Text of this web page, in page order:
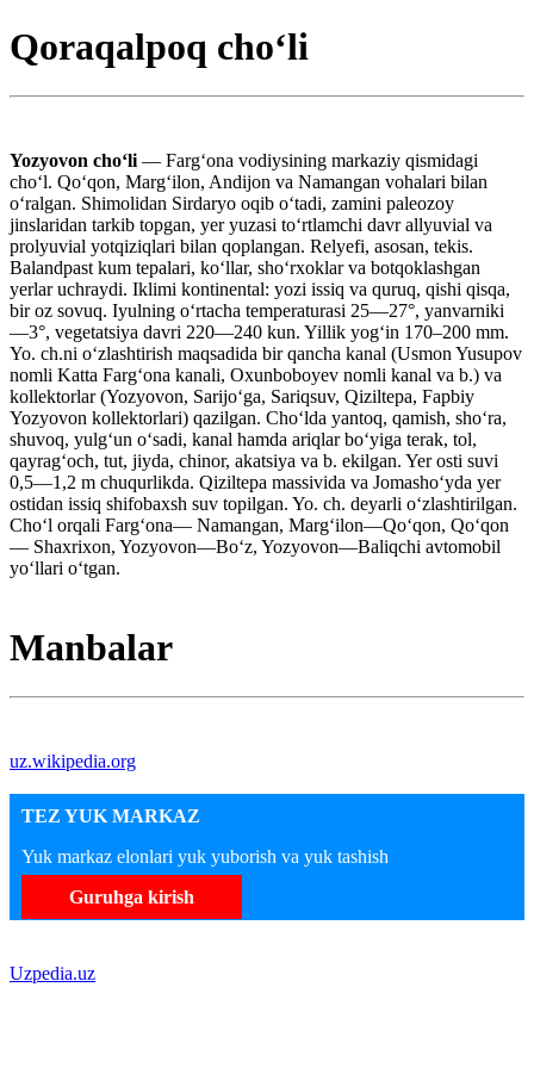
Qoraqalpoq choʻli
Yozyovon choʻli — Fargʻona vodiysining markaziy qismidagi
choʻl. Qoʻqon, Margʻilon, Andijon va Namangan vohalari bilan
oʻralgan. Shimolidan Sirdaryo oqib oʻtadi, zamini paleozoy
jinslaridan tarkib topgan, yer yuzasi toʻrtlamchi davr allyuvial va
prolyuvial yotqiziqlari bilan qoplangan. Relyefi, asosan, tekis.
Balandpast kum tepalari, koʻllar, shoʻrxoklar va botqoklashgan
yerlar uchraydi. Iklimi kontinental: yozi issiq va quruq, qishi qisqa,
bir oz sovuq. Iyulning oʻrtacha temperaturasi 25—27°, yanvarniki
—3°, vegetatsiya davri 220—240 kun. Yillik yogʻin 170–200 mm.
Yo. ch.ni oʻzlashtirish maqsadida bir qancha kanal (Usmon Yusupov
nomli Katta Fargʻona kanali, Oxunboboyev nomli kanal va b.) va
kollektorlar (Yozyovon, Sarijoʻga, Sariqsuv, Qiziltepa, Fapbiy
Yozyovon kollektorlari) qazilgan. Choʻlda yantoq, qamish, shoʻra,
shuvoq, yulgʻun oʻsadi, kanal hamda ariqlar boʻyiga terak, tol,
qayragʻoch, tut, jiyda, chinor, akatsiya va b. ekilgan. Yer osti suvi
0,5—1,2 m chuqurlikda. Qiziltepa massivida va Jomashoʻyda yer
ostidan issiq shifobaxsh suv topilgan. Yo. ch. deyarli oʻzlashtirilgan.
Choʻl orqali Fargʻona— Namangan, Margʻilon—Qoʻqon, Qoʻqon
— Shaxrixon, Yozyovon—Boʻz, Yozyovon—Baliqchi avtomobil
yoʻllari oʻtgan.
Manbalar
uz.wikipedia.org
TEZ YUK MARKAZ
Yuk markaz elonlari yuk yuborish va yuk tashish
Guruhga kirish
Uzpedia.uz